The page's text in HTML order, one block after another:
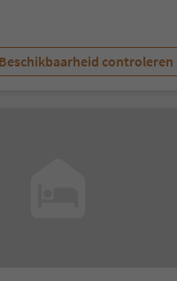
Beschikbaarheid controleren